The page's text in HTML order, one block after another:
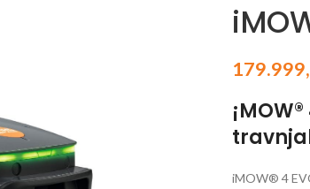
iMOW® 4